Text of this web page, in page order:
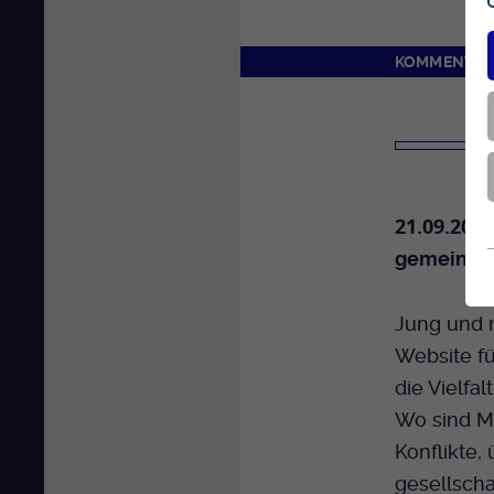
KOMMENTAR
21.09.2020
Jung und
Website
die
Wo sind
Konflikte,